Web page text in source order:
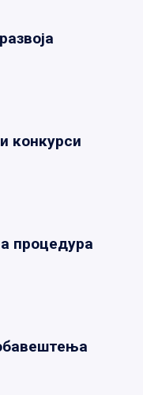
конкурси
процедура